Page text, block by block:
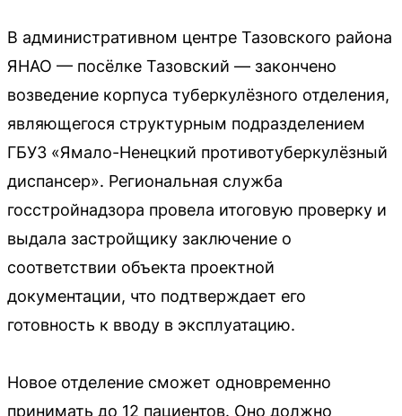
В административном центре Тазовского района
ЯНАО — посёлке Тазовский — закончено
возведение корпуса туберкулёзного отделения,
являющегося структурным подразделением
ГБУЗ «Ямало-Ненецкий противотуберкулёзный
диспансер». Региональная служба
госстройнадзора провела итоговую проверку и
выдала застройщику заключение о
соответствии объекта проектной
документации, что подтверждает его
готовность к вводу в эксплуатацию.
Новое отделение сможет одновременно
принимать до 12 пациентов. Оно должно